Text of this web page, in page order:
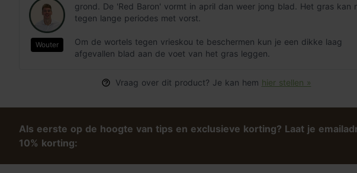
Wouter
grond. De 'Red Baron' vormt in april dan weer jong blad. Het gras kan
tegen lange periodes met vorst.
Om de wortels tegen vrieskou te beschermen kun je een dikke laag
afgevallen blad aan de voet van het gras leggen.
Vraag over dit product? Je kan hem hier stellen »
Als eerste op de hoogte van tips en exclusieve korting? Laat je
10% korting: